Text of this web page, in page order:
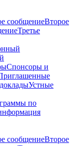
сообщениеВторое
Третье
Спонсоры и
Устные
по
сообщениеВторое